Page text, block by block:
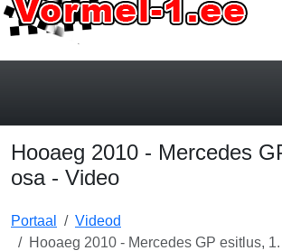
Hooaeg 2010 - Mercedes
osa - Video
Portaal
Videod
Hooaeg 2010 - Mercedes GP esitlus,